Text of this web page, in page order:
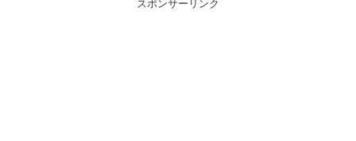
スポンサーリンク